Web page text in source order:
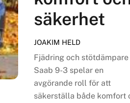
säkerhet
JOAKIM HELD
Fjädring och stötdämpare
Saab 9-3 spelar en
avgörande roll för att
säkerställa både komfort